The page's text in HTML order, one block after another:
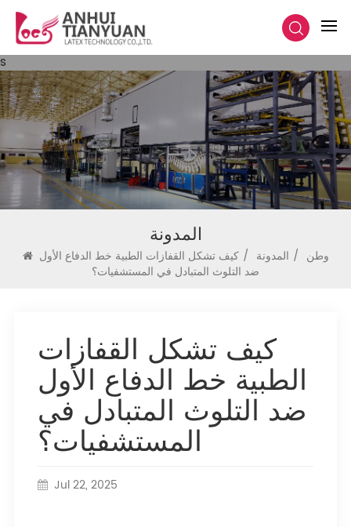
s
المدونة
وطن / المدونة / كيف تشكل القفازات الطبية خط الدفاع الأول
ضد التلوث المتبادل في المستشفيات؟
كيف تشكل القفازات
الطبية خط الدفاع الأول
ضد التلوث المتبادل في
المستشفيات؟
Jul 22, 2025